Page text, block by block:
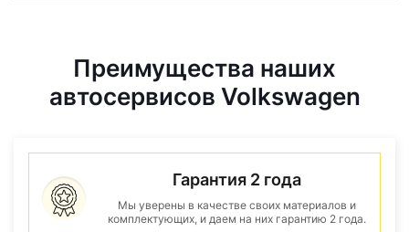
Преимущества наших
автосервисов Volkswagen
Гарантия 2 года
Мы уверены в качестве своих материалов и
комплектующих, и даем на них гарантию 2 года.